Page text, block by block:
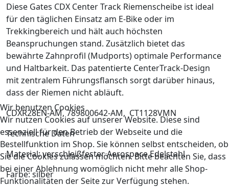
Diese Gates CDX Center Track Riemenscheibe ist ideal
für den täglichen Einsatz am E-Bike oder im
Trekkingbereich und hält auch höchsten
Beanspruchungen stand. Zusätzlich bietet das
bewährte Zahnprofil (Mudports) optimale Performance
und Haltbarkeit. Das patentierte CenterTrack-Design
mit zentralem Führungsflansch sorgt darüber hinaus,
dass der Riemen nicht abläuft.
CDXR28EN-AM, 789800642-AM, CT1128VMN
Technische Daten
Material: verschleißfester Aerospace Edelstahl
Farbe: silber
Wir benutzen Cookies
Wir nutzen Cookies auf unserer Website. Diese sind
essenziell für den Betrieb der Webseite und die
Bestellfunktion im Shop. Sie können selbst entscheiden, ob
Sie die Cookies zulassen möchten. Bitte beachten Sie, dass
bei einer Ablehnung womöglich nicht mehr alle Shop-
Funktionalitäten der Seite zur Verfügung stehen.